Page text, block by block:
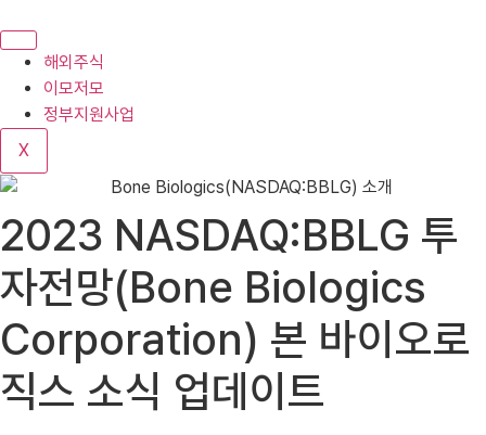
로
기
해외주식
이모저모
정부지원사업
X
2023 NASDAQ:BBLG 투
자전망(Bone Biologics
Corporation) 본 바이오로
직스 소식 업데이트